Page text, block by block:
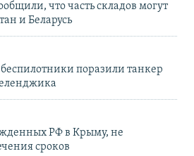
что часть складов могут
и Беларусь
поразили танкер
РФ в Крыму, не
сроков